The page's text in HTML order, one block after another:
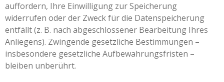
auffordern, Ihre Einwilligung zur Speicherung
widerrufen oder der Zweck für die Datenspeicherung
entfällt (z. B. nach abgeschlossener Bearbeitung Ihres
Anliegens). Zwingende gesetzliche Bestimmungen –
insbesondere gesetzliche Aufbewahrungsfristen –
bleiben unberührt.